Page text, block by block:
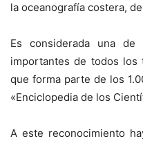
la oceanografía costera,
Es considerada una de
importantes de todos los
que forma parte de los
«Enciclopedia de los
A este reconocimiento